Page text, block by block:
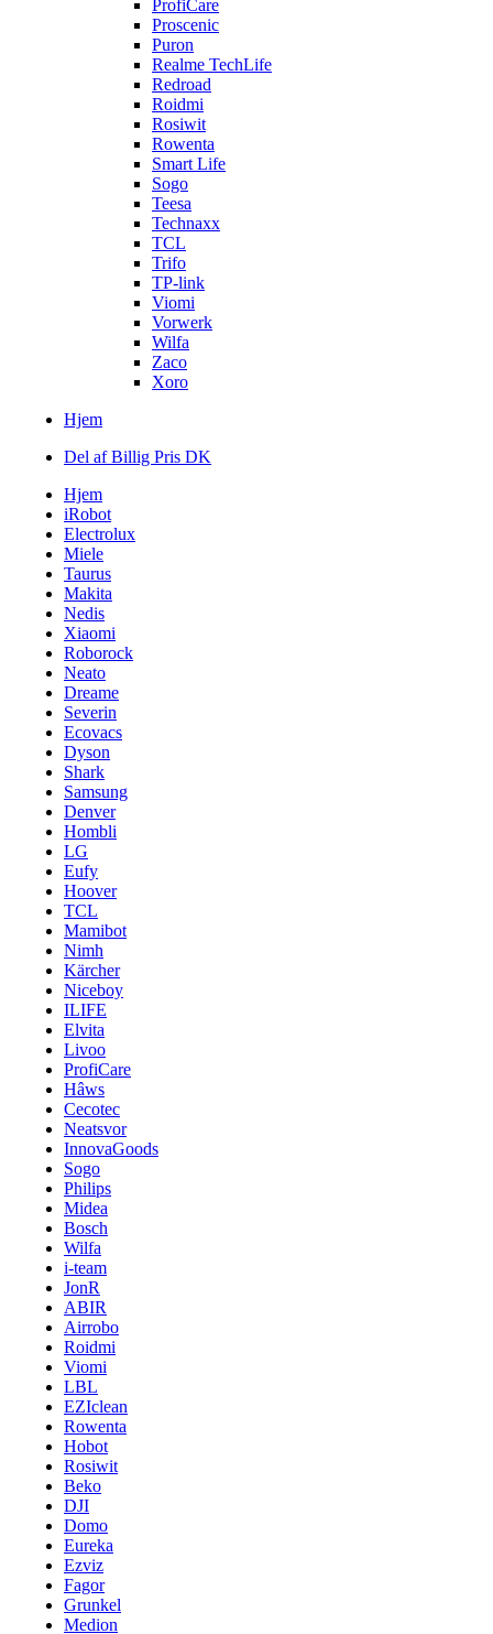
ProfiCare
Proscenic
Puron
Realme TechLife
Redroad
Roidmi
Rosiwit
Rowenta
Smart Life
Sogo
Teesa
Technaxx
TCL
Trifo
TP-link
Viomi
Vorwerk
Wilfa
Zaco
Xoro
Hjem
Del af Billig Pris DK
Hjem
iRobot
Electrolux
Miele
Taurus
Makita
Nedis
Xiaomi
Roborock
Neato
Dreame
Severin
Ecovacs
Dyson
Shark
Samsung
Denver
Hombli
LG
Eufy
Hoover
TCL
Mamibot
Nimh
Kärcher
Niceboy
ILIFE
Elvita
Livoo
ProfiCare
Hâws
Cecotec
Neatsvor
InnovaGoods
Sogo
Philips
Midea
Bosch
Wilfa
i-team
JonR
ABIR
Airrobo
Roidmi
Viomi
LBL
EZIclean
Rowenta
Hobot
Rosiwit
Beko
DJI
Domo
Eureka
Ezviz
Fagor
Grunkel
Medion